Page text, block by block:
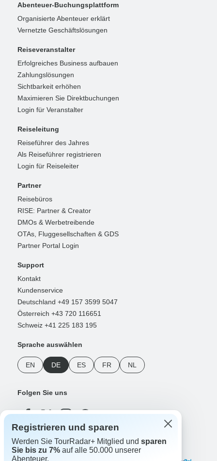
Abenteuer-Buchungsplattform
Organisierte Abenteuer erklärt
Vernetzte Geschäftslösungen
Reiseveranstalter
Erfolgreiches Business aufbauen
Zahlungslösungen
Sichtbarkeit erhöhen
Maximieren Sie Direktbuchungen
Login für Veranstalter
Reiseleitung
Reiseführer des Jahres
Als Reiseführer registrieren
Login für Reiseleiter
Partner
Reisebüros
RISE: Partner & Creator
DMOs & Werbetreibende
OTAs, Fluggesellschaften & GDS
Partner Portal Login
Support
Kontakt
Kundenservice
Deutschland +49 157 3599 5047
Österreich +43 720 116651
Schweiz +41 225 183 195
Sprache auswählen
EN DE ES FR NL
Folgen Sie uns
Zahlungsmethoden
Registrieren und sparen
Werden Sie TourRadar+ Mitglied und sparen
Sie bis zu 7% auf alle 50.000 unserer
Abenteuer.